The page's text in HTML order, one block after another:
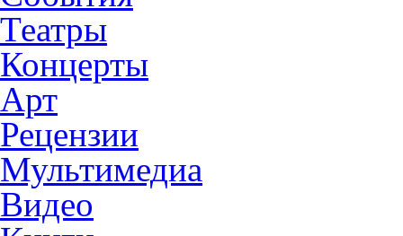
Театры
Концерты
Арт
Рецензии
Мультимедиа
Видео